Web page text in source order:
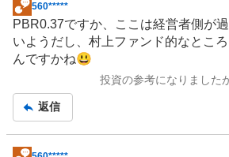
掲
示
板
記
560*****
PBR0.37ですか、ここは経営者側が
いようだし、村上ファンド的なとこ
んですかね😃
投資の参考になりました
返信